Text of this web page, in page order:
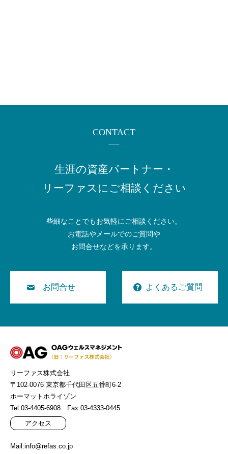
CONTACT
生涯の資産パートナー・
リーファスにご相談ください
些細なことでもお気軽にご相談ください。
お電話やメールでのご質問や
お問合せなどを承ります。
お問合せ よくあるご質問
リーファス株式会社
〒102-0076 東京都千代田区五番町6-2
ホーマットホライゾン
Tel:03-4405-6908 Fax:03-4333-0445
アクセス
Mail:info@refas.co.jp